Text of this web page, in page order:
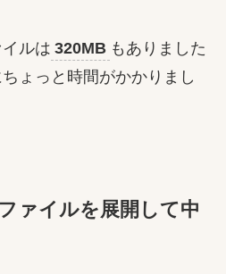
ルは 320MB もありました
ょっと時間がかかりまし
ァイルを展開して中